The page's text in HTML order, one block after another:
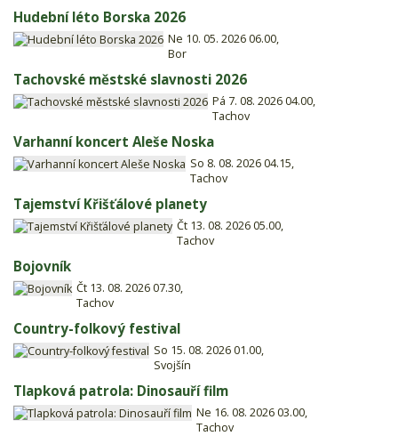
Hudební léto Borska 2026
Ne 10. 05. 2026 06.00,
Bor
Tachovské městské slavnosti 2026
Pá 7. 08. 2026 04.00,
Tachov
Varhanní koncert Aleše Noska
So 8. 08. 2026 04.15,
Tachov
Tajemství Křišťálové planety
Čt 13. 08. 2026 05.00,
Tachov
Bojovník
Čt 13. 08. 2026 07.30,
Tachov
Country-folkový festival
So 15. 08. 2026 01.00,
Svojšín
Tlapková patrola: Dinosauří film
Ne 16. 08. 2026 03.00,
Tachov